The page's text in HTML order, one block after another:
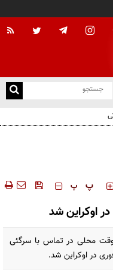
‍‍‍ پ پ
اوکراین شد
وقت محلی در تماس با سرگئی
در اوکراین شد.